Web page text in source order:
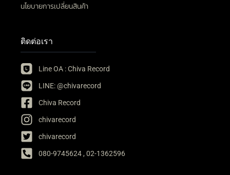
นโยบายการเปลี่ยนสินค้า
ติดต่อเรา
Line OA : Chiva Record
LINE: @chivarecord
Chiva Record
chivarecord
chivarecord
080-9745624 , 02-1362596